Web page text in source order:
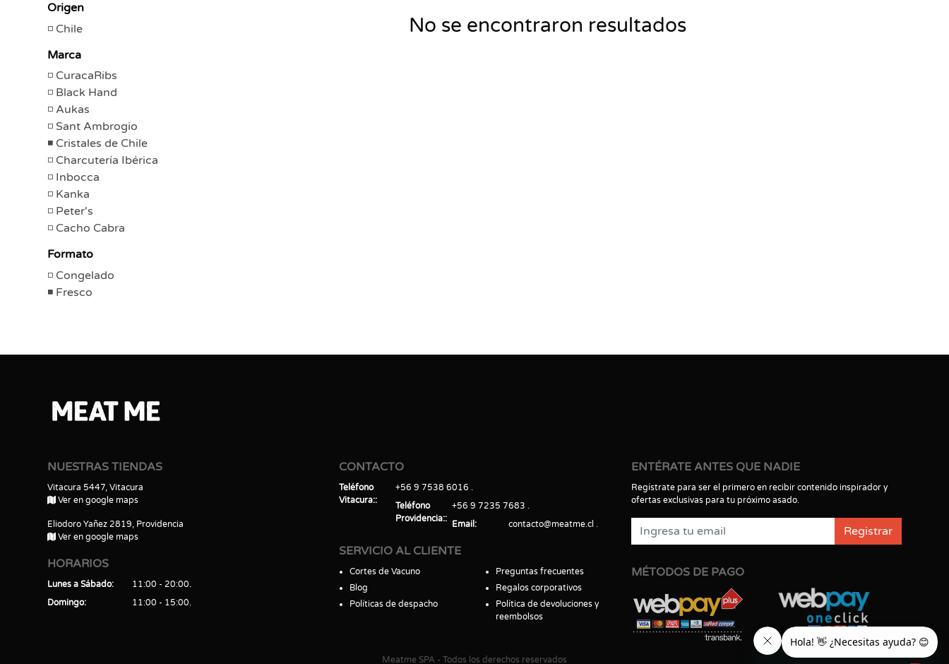
Origen
Chile
Marca
CuracaRibs
Black Hand
Aukas
Sant Ambrogio
Cristales de Chile
Charcutería Ibérica
Inbocca
Kanka
Peter's
Cacho Cabra
Formato
Congelado
Fresco
No se encontraron resultados
NUESTRAS TIENDAS
Vitacura 5447, Vitacura
Ver en google maps
Eliodoro Yañez 2819, Providencia
Ver en google maps
HORARIOS
Lunes a Sábado
11:00 - 20:00
Domingo
11:00 - 15:00
CONTACTO
Teléfono
Vitacura:
+56 9 7538 6016
Teléfono
Providencia:
+56 9 7235 7683
Email
contacto@meatme.cl
SERVICIO AL CLIENTE
Cortes de Vacuno
Blog
Políticas de despacho
Preguntas frecuentes
Regalos corporativos
Política de devoluciones y
reembolsos
ENTÉRATE ANTES QUE NADIE
Regístrate para ser el primero en recibir contenido inspirador y
ofertas exclusivas para tu próximo asado.
Registrar
MÉTODOS DE PAGO
Meatme SPA - Todos los derechos reservados